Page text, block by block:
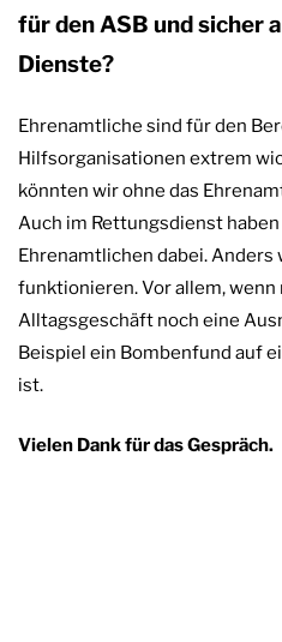
für den ASB und sicher
Dienste?
Ehrenamtliche sind für den
Hilfsorganisationen extrem
könnten wir ohne das
Auch im Rettungsdienst
Ehrenamtlichen dabei.
funktionieren. Vor allem, wenn
Alltagsgeschäft noch eine
Beispiel ein Bombenfund auf
ist.
Vielen Dank für das Gespräch.